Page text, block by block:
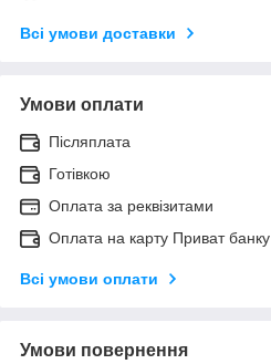
Всі умови доставки
Умови оплати
Післяплата
Готівкою
Оплата за реквізитами
Оплата на карту Приват банку
Всі умови оплати
Умови повернення